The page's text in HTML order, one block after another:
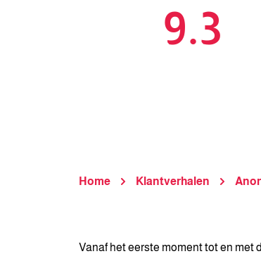
9.3
Home Klantverhalen
Vanaf het eerste moment tot en met